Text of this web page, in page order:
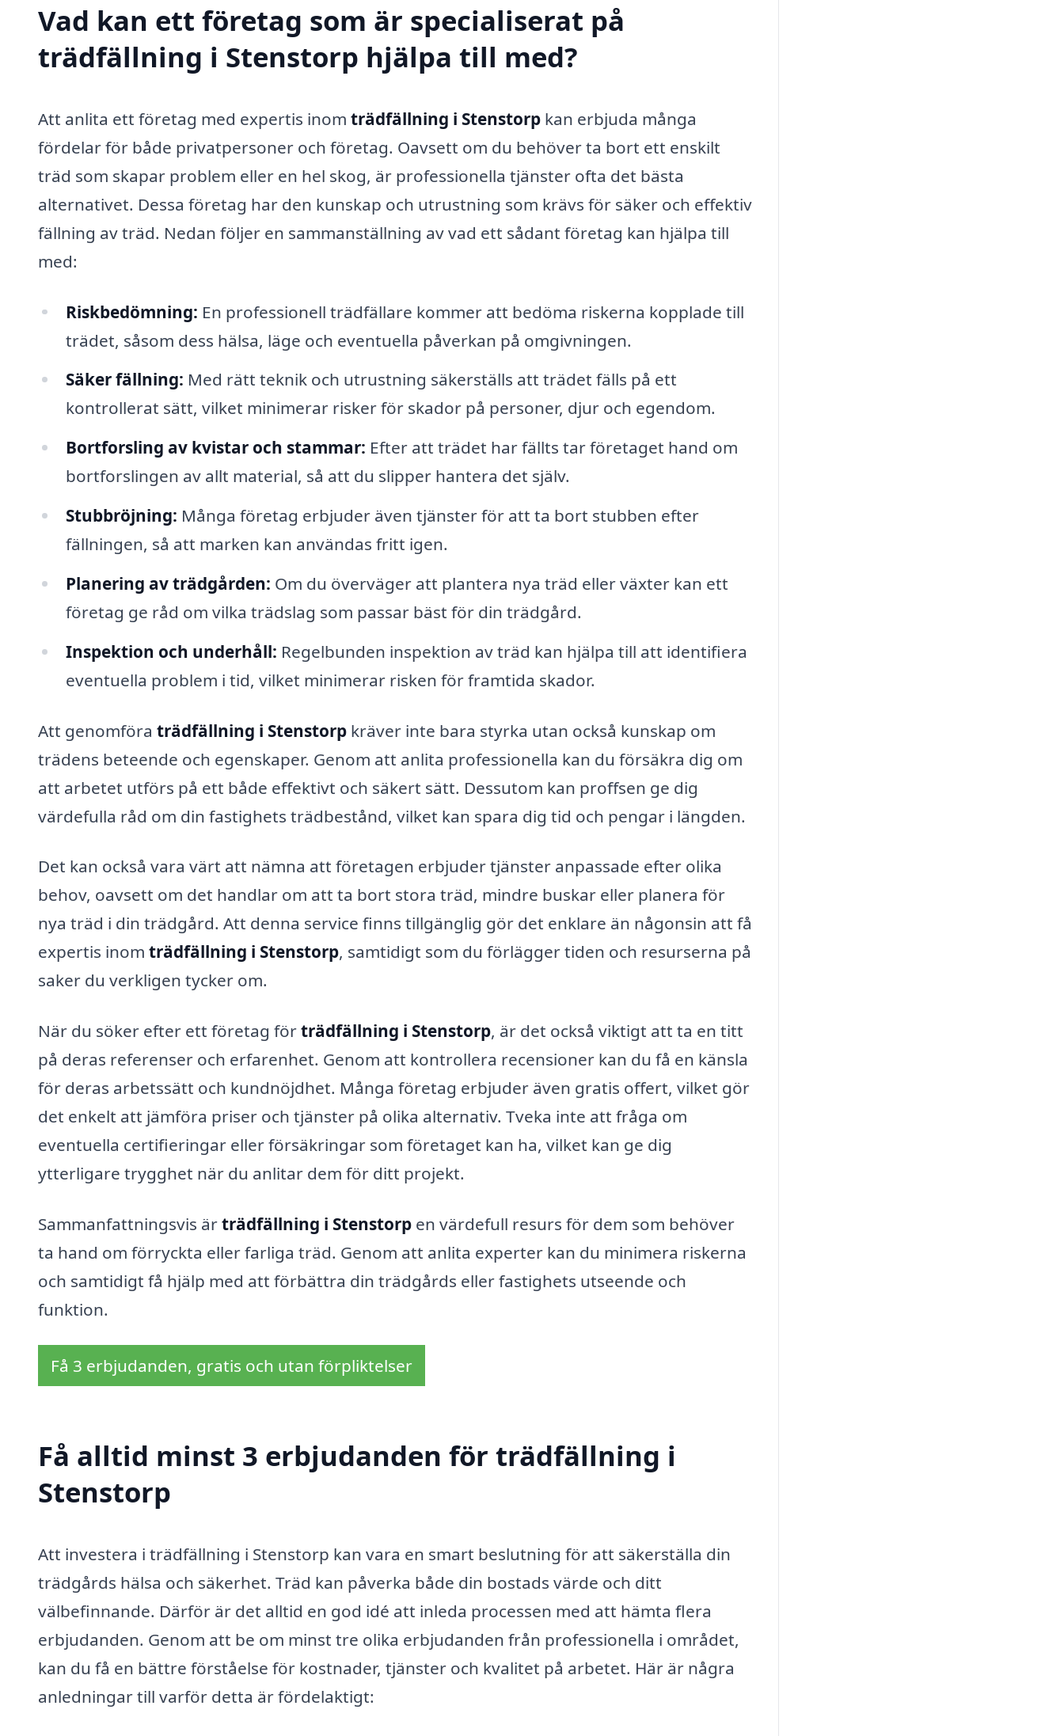
Vad kan ett företag som är specialiserat på
trädfällning i Stenstorp hjälpa till med?
Att anlita ett företag med expertis inom trädfällning i Stenstorp kan erbjuda många
fördelar för både privatpersoner och företag. Oavsett om du behöver ta bort ett enskilt
träd som skapar problem eller en hel skog, är professionella tjänster ofta det bästa
alternativet. Dessa företag har den kunskap och utrustning som krävs för säker och effektiv
fällning av träd. Nedan följer en sammanställning av vad ett sådant företag kan hjälpa till
med:
Riskbedömning: En professionell trädfällare kommer att bedöma riskerna kopplade till
trädet, såsom dess hälsa, läge och eventuella påverkan på omgivningen.
Säker fällning: Med rätt teknik och utrustning säkerställs att trädet fälls på ett
kontrollerat sätt, vilket minimerar risker för skador på personer, djur och egendom.
Bortforsling av kvistar och stammar: Efter att trädet har fällts tar företaget hand om
bortforslingen av allt material, så att du slipper hantera det själv.
Stubbröjning: Många företag erbjuder även tjänster för att ta bort stubben efter
fällningen, så att marken kan användas fritt igen.
Planering av trädgården: Om du överväger att plantera nya träd eller växter kan ett
företag ge råd om vilka trädslag som passar bäst för din trädgård.
Inspektion och underhåll: Regelbunden inspektion av träd kan hjälpa till att identifiera
eventuella problem i tid, vilket minimerar risken för framtida skador.
Att genomföra trädfällning i Stenstorp kräver inte bara styrka utan också kunskap om
trädens beteende och egenskaper. Genom att anlita professionella kan du försäkra dig om
att arbetet utförs på ett både effektivt och säkert sätt. Dessutom kan proffsen ge dig
värdefulla råd om din fastighets trädbestånd, vilket kan spara dig tid och pengar i längden.
Det kan också vara värt att nämna att företagen erbjuder tjänster anpassade efter olika
behov, oavsett om det handlar om att ta bort stora träd, mindre buskar eller planera för
nya träd i din trädgård. Att denna service finns tillgänglig gör det enklare än någonsin att få
expertis inom trädfällning i Stenstorp, samtidigt som du förlägger tiden och resurserna på
saker du verkligen tycker om.
När du söker efter ett företag förträdfällning i Stenstorp, är det också viktigt att ta en titt
på deras referenser och erfarenhet. Genom att kontrollera recensioner kan du få en känsla
för deras arbetssätt och kundnöjdhet. Många företag erbjuder även gratis offert, vilket gör
det enkelt att jämföra priser och tjänster på olika alternativ. Tveka inte att fråga om
eventuella certifieringar eller försäkringar som företaget kan ha, vilket kan ge dig
ytterligare trygghet när du anlitar dem för ditt projekt.
Sammanfattningsvis ärträdfällning i Stenstorp en värdefull resurs för dem som behöver
ta hand om förryckta eller farliga träd. Genom att anlita experter kan du minimera riskerna
och samtidigt få hjälp med att förbättra din trädgårds eller fastighets utseende och
funktion.
Få 3 erbjudanden, gratis och utan förpliktelser
Få alltid minst 3 erbjudanden för trädfällning i
Stenstorp
Att investera i trädfällning i Stenstorp kan vara en smart beslutning för att säkerställa din
trädgårds hälsa och säkerhet. Träd kan påverka både din bostads värde och ditt
välbefinnande. Därför är det alltid en god idé att inleda processen med att hämta flera
erbjudanden. Genom att be om minst tre olika erbjudanden från professionella i området,
kan du få en bättre förståelse för kostnader, tjänster och kvalitet på arbetet. Här är några
anledningar till varför detta är fördelaktigt: